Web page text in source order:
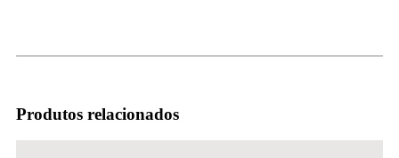
Produtos relacionados